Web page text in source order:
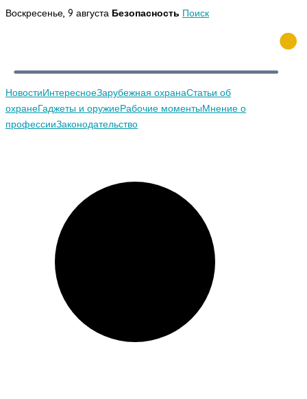
Перейти
Воскресенье, 9 августа Безопасность Поиск
НовостиИнтересноеЗарубежная охранаСтатьи об
охранеГаджеты и оружиеРабочие моментыМнение о
профессииЗаконодательство